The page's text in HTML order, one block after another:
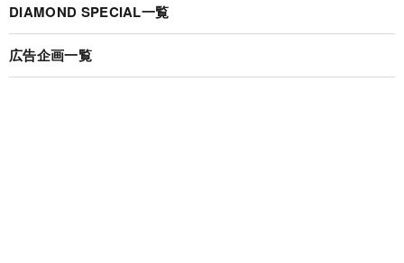
DIAMOND SPECIAL一覧
広告企画一覧